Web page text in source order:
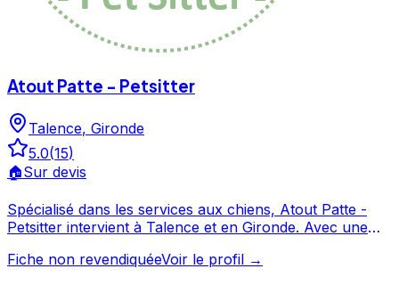
Atout Patte - Petsitter
Talence, Gironde
5.0(15)
🏠Sur devis
Spécialisé dans les services aux chiens, Atout Patte -
Petsitter intervient à Talence et en Gironde. Avec une
apprécié par les propriétaires de chiens. N'hésitez pas à
Fiche non revendiquéeVoir le profil →